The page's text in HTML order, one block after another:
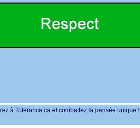
à Tolerance.ca et combattez la pensée unique !